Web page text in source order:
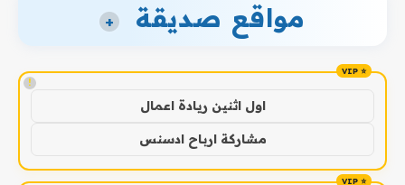
مواقع صديقة +
!
اول اثنين ريادة اعمال
مشاركة ارباح ادسنس